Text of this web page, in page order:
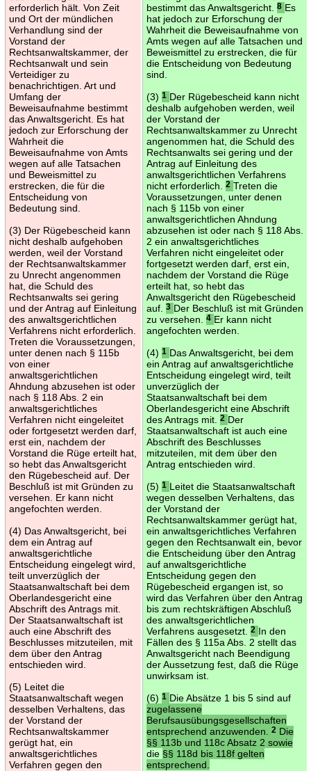
erforderlich hält. Von Zeit
und Ort der mündlichen
Verhandlung sind der
Vorstand der
Rechtsanwaltskammer, der
Rechtsanwalt und sein
Verteidiger zu
benachrichtigen. Art und
Umfang der
Beweisaufnahme bestimmt
das Anwaltsgericht. Es hat
jedoch zur Erforschung der
Wahrheit die
Beweisaufnahme von Amts
wegen auf alle Tatsachen
und Beweismittel zu
erstrecken, die für die
Entscheidung von
Bedeutung sind.
(3) Der Rügebescheid kann
nicht deshalb aufgehoben
werden, weil der Vorstand
der Rechtsanwaltskammer
zu Unrecht angenommen
hat, die Schuld des
Rechtsanwalts sei gering
und der Antrag auf Einleitung
des anwaltsgerichtlichen
Verfahrens nicht erforderlich.
Treten die Voraussetzungen,
unter denen nach § 115b
von einer
anwaltsgerichtlichen
Ahndung abzusehen ist oder
nach § 118 Abs. 2 ein
anwaltsgerichtliches
Verfahren nicht eingeleitet
oder fortgesetzt werden darf,
erst ein, nachdem der
Vorstand die Rüge erteilt hat,
so hebt das Anwaltsgericht
den Rügebescheid auf. Der
Beschluß ist mit Gründen zu
versehen. Er kann nicht
angefochten werden.
(4) Das Anwaltsgericht, bei
dem ein Antrag auf
anwaltsgerichtliche
Entscheidung eingelegt wird,
teilt unverzüglich der
Staatsanwaltschaft bei dem
Oberlandesgericht eine
Abschrift des Antrags mit.
Der Staatsanwaltschaft ist
auch eine Abschrift des
Beschlusses mitzuteilen, mit
dem über den Antrag
entschieden wird.
(5) Leitet die
Staatsanwaltschaft wegen
desselben Verhaltens, das
der Vorstand der
Rechtsanwaltskammer
gerügt hat, ein
anwaltsgerichtliches
Verfahren gegen den
bestimmt das Anwaltsgericht.
8 Es
hat jedoch zur Erforschung der
Wahrheit die Beweisaufnahme von
Amts wegen auf alle Tatsachen und
Beweismittel zu erstrecken, die für
die Entscheidung von Bedeutung
sind.
(3) 1 Der Rügebescheid kann nicht
deshalb aufgehoben werden, weil
der Vorstand der
Rechtsanwaltskammer zu Unrecht
angenommen hat, die Schuld des
Rechtsanwalts sei gering und der
Antrag auf Einleitung des
anwaltsgerichtlichen Verfahrens
nicht erforderlich.
2 Treten die
Voraussetzungen, unter denen
nach § 115b von einer
anwaltsgerichtlichen Ahndung
abzusehen ist oder nach § 118 Abs.
2 ein anwaltsgerichtliches
Verfahren nicht eingeleitet oder
fortgesetzt werden darf, erst ein,
nachdem der Vorstand die Rüge
erteilt hat, so hebt das
Anwaltsgericht den Rügebescheid
auf.
3 Der Beschluß ist mit Gründen
zu versehen.
4 Er kann nicht
angefochten werden.
(4) 1 Das Anwaltsgericht, bei dem
ein Antrag auf anwaltsgerichtliche
Entscheidung eingelegt wird, teilt
unverzüglich der
Staatsanwaltschaft bei dem
Oberlandesgericht eine Abschrift
des Antrags mit.
2 Der
Staatsanwaltschaft ist auch eine
Abschrift des Beschlusses
mitzuteilen, mit dem über den
Antrag entschieden wird.
(5) 1 Leitet die Staatsanwaltschaft
wegen desselben Verhaltens, das
der Vorstand der
Rechtsanwaltskammer gerügt hat,
ein anwaltsgerichtliches Verfahren
gegen den Rechtsanwalt ein, bevor
die Entscheidung über den Antrag
auf anwaltsgerichtliche
Entscheidung gegen den
Rügebescheid ergangen ist, so
wird das Verfahren über den Antrag
bis zum rechtskräftigen Abschluß
des anwaltsgerichtlichen
Verfahrens ausgesetzt.
2 In den
Fällen des § 115a Abs. 2 stellt das
Anwaltsgericht nach Beendigung
der Aussetzung fest, daß die Rüge
unwirksam ist.
(6) 1 Die Absätze 1 bis 5 sind auf
zugelassene
Berufsausübungsgesellschaften
entsprechend anzuwenden.
2Die
§§ 113b und 118c Absatz 2 sowie
die §§ 118d bis 118f gelten
entsprechend.